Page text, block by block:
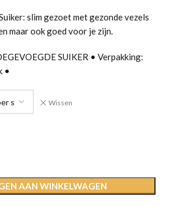
slim gezoet met gezonde vezels
maar ook goed voor je zijn.
SUIKER • Verpakking:
•
Wissen
AAN WINKELWAGEN